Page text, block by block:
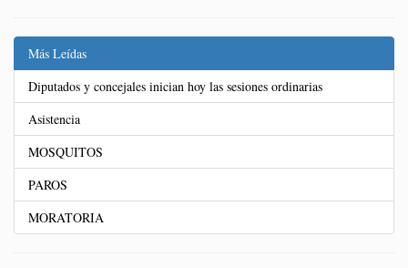
Más Leídas
Diputados y concejales inician hoy las sesiones ordinarias
Asistencia
MOSQUITOS
PAROS
MORATORIA